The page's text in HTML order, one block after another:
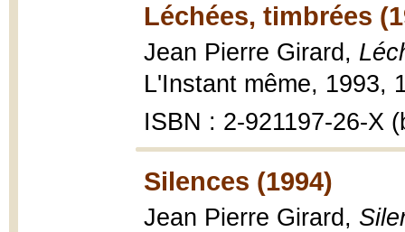
Léchées, timbrées
Jean Pierre Girard,
L'Instant même, 1993,
ISBN : 2-921197-26-X
Silences (1994)
Jean Pierre Girard,